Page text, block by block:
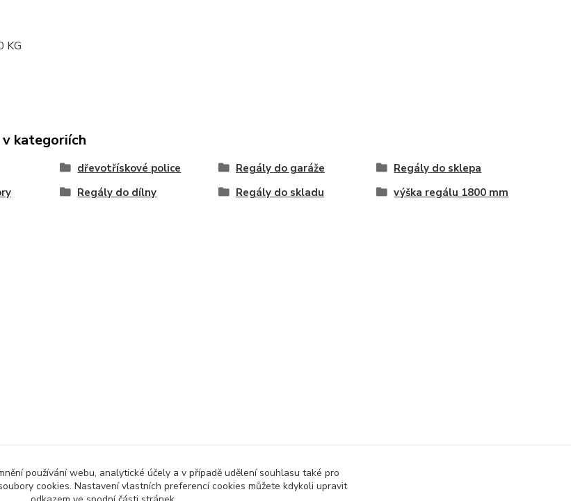
KG
kategoriích
dřevotřískové police Regály do garáže
Regály do sklepa
Regály do dílny Regály do skladu výška regálu 1800 mm
používání webu, analytické účely a v případě udělení souhlasu také pro
cookies. Nastavení vlastních preferencí cookies můžete kdykoli upravit